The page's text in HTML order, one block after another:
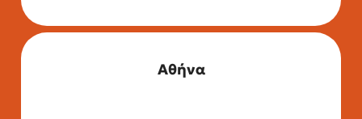
Αθήνα